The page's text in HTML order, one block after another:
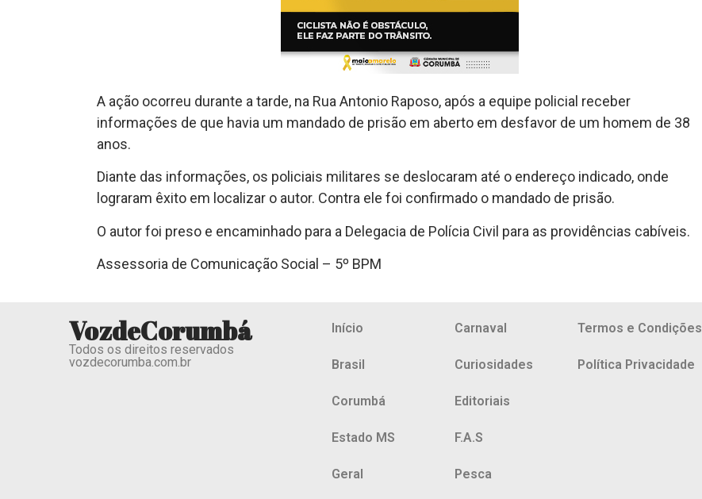
A ação ocorreu durante a tarde, na Rua Antonio Raposo, após a equipe policial receber
informações de que havia um mandado de prisão em aberto em desfavor de um homem de 38
anos.
Diante das informações, os policiais militares se deslocaram até o endereço indicado, onde
lograram êxito em localizar o autor. Contra ele foi confirmado o mandado de prisão.
O autor foi preso e encaminhado para a Delegacia de Polícia Civil para as providências cabíveis.
Assessoria de Comunicação Social – 5º BPM
VozdeCorumbá
Todos os direitos reservados
vozdecorumba.com.br
Início
Brasil
Corumbá
Estado MS
Geral
Carnaval
Curiosidades
Editoriais
F.A.S
Pesca
Termos e Condições
Política Privacidade